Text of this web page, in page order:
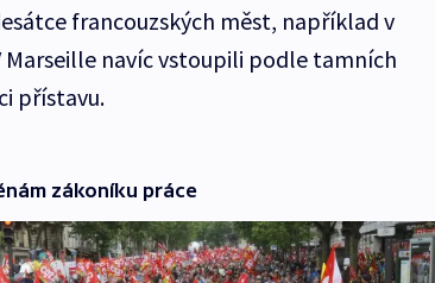
francouzských měst, například v
Marseille navíc vstoupili podle tamních
přístavu.
zákoníku práce